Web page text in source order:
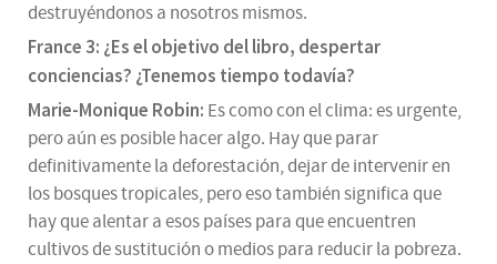
destruyéndonos a nosotros mismos.
France 3: ¿Es el objetivo del libro, despertar
conciencias? ¿Tenemos tiempo todavía?
Marie-Monique Robin: Es como con el clima: es urgente,
pero aún es posible hacer algo. Hay que parar
definitivamente la deforestación, dejar de intervenir en
los bosques tropicales, pero eso también significa que
hay que alentar a esos países para que encuentren
cultivos de sustitución o medios para reducir la pobreza.